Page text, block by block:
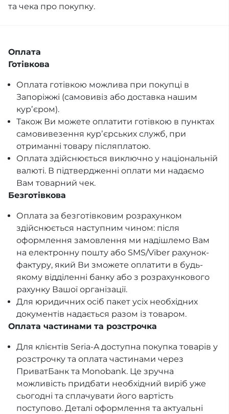
та чека про покупку.
Оплата
Готівкова
Оплата готівкою можлива при покупці в
Запоріжжі (самовивіз або доставка нашим
курʼєром).
Також Ви можете оплатити готівкою в пунктах
самовивезення курʼєрських служб, при
отриманні товару післяплатою.
Оплата здійснюється виключно у національній
валюті. В підтвердженні оплати ми надаємо
Вам товарний чек.
Безготівкова
Оплата за безготівковим розрахунком
здійснюється наступним чином: після
оформлення замовлення ми надішлемо Вам
на електронну пошту або SMS/Viber рахунок-
фактуру, який Ви зможете оплатити в будь-
якому відділенні банку або з розрахункового
рахунку Вашої організації.
Для юридичних осіб пакет усіх необхідних
документів надається разом із товаром.
Оплата частинами та розстрочка
Для клієнтів Seria-A доступна покупка товарів у
розстрочку та оплата частинами через
ПриватБанк та Monobank. Це зручна
можливість придбати необхідний виріб уже
сьогодні та сплачувати його вартість
поступово. Деталі оформлення та актуальні